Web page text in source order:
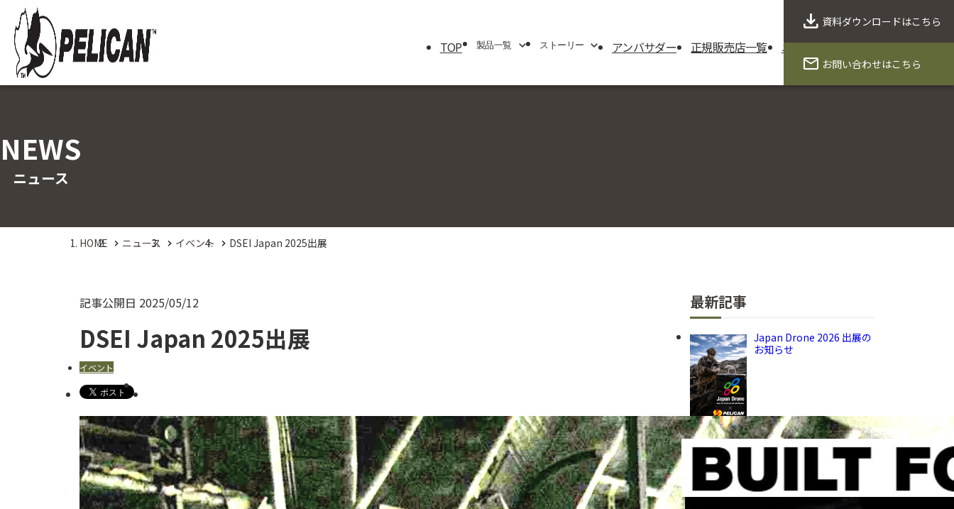
TOP 製品一覧 ストーリー アンバサダー 正規販売店一覧 ニュース 製品保証 会社概要
資料ダウンロード はこちら
お問い合わせはこちら
NEWS
ニュース
HOME ニュース イベント DSEI Japan 2025出展
記事公開日 2025/05/12
DSEI Japan 2025出展
イベント
最新記事
Japan Drone 2026 出展の
お知らせ
プレゼント企画開催中！
PELICAN × CORDURA® コ
IFCAA名古屋2026出展のお
知らせ